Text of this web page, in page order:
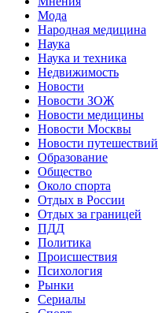
Мода
Народная медицина
Наука
Наука и техника
Недвижимость
Новости
Новости ЗОЖ
Новости медицины
Новости Москвы
Новости путешествий
Образование
Общество
Около спорта
Отдых в России
Отдых за границей
ПДД
Политика
Происшествия
Психология
Рынки
Сериалы